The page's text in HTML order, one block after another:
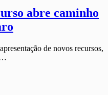
abre caminho
de novos recursos,